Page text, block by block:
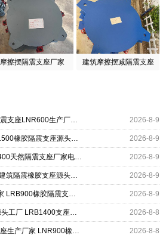
摩擦摆隔震支座厂家 建筑摩擦摆减隔震支座
HDR400支座厂家 建筑橡胶隔震支座LNR600生产厂家 LRB500铅芯支座生产厂家 2026-8-9
LRB隔震支座1000(II型) LNR1500橡胶隔震支座源头工厂 矩形高阻尼隔震支座 2026-8-9
隔震支座定做生产厂家 LNR1400天然隔震支座厂家电话 LRB400成品铅芯橡胶隔震支座源头工厂 2026-8-9
建筑钢连廊抗震支座 LNR500建筑隔震橡胶支座源头工厂 抗震减振支座厂家 2026-8-9
LNR500天然橡胶隔震支座厂家 LRB900橡胶隔震支座 建筑隔震减震支座 2026-8-9
LNR1000建筑隔震橡胶支座源头工厂 LRB1400支座生产厂家 建筑水平力隔震支座厂家 2026-8-8
隔震支座单价 建筑摩擦隔震支座生产厂家 LNR900橡胶支座生产厂家 2026-8-8